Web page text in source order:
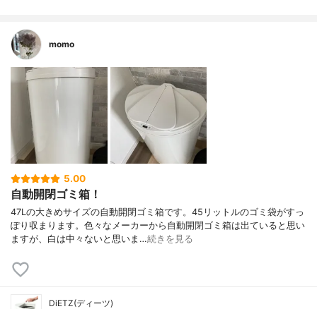
momo
5.00
自動開閉ゴミ箱！
47Lの大きめサイズの自動開閉ゴミ箱です。45リットルのゴミ袋がすっ
ぽり収まります。色々なメーカーから自動開閉ゴミ箱は出ていると思い
ますが、白は中々ないと思いま…続きを見る
DiETZ(ディーツ)